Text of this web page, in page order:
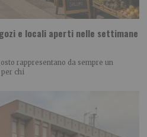
e locali aperti nelle settimane
rappresentano da sempre un
chi